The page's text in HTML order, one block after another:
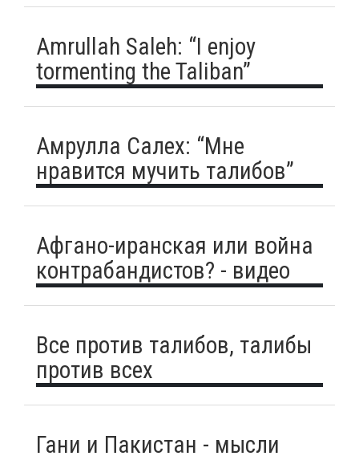
Amrullah Saleh: “I enjoy
tormenting the Taliban”
Амрулла Салех: “Мне
нравится мучить талибов”
Афгано-иранская или война
контрабандистов? - видео
Все против талибов, талибы
против всех
Гани и Пакистан - мысли